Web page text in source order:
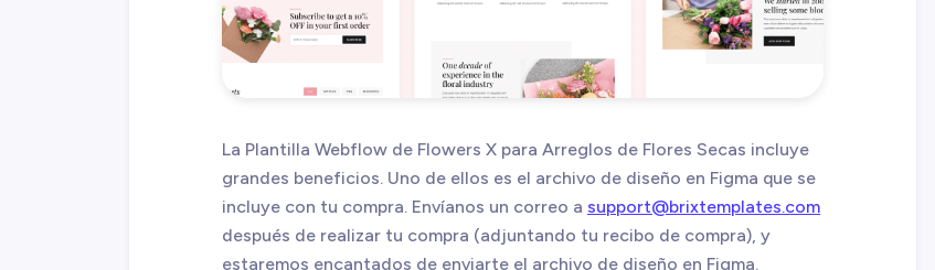
La Plantilla Webflow de Flowers X para Arreglos de Flores Secas incluye
grandes beneficios. Uno de ellos es el archivo de diseño en Figma que se
incluye con tu compra. Envíanos un correo a support@brixtemplates.com
después de realizar tu compra (adjuntando tu recibo de compra), y
estaremos encantados de enviarte el archivo de diseño en Figma.